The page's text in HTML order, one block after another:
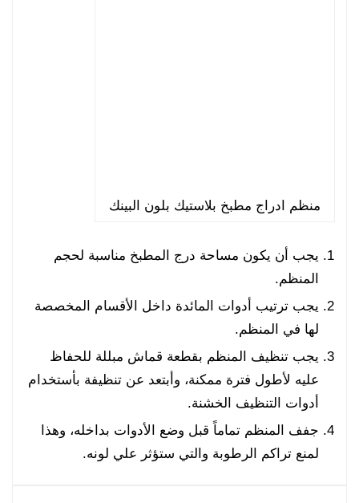
منظم ادراج مطبخ بلاستيك بلون البينك
يجب أن يكون مساحة درج المطبخ مناسبة لحجم
المنظم.
يجب ترتيب أدوات المائدة داخل الأقسام المخصصة
لها في المنظم.
يجب تنظيف المنظم بقطعة قماش مبللة للحفاظ
عليه لأطول فترة ممكنة، وأبتعد عن تنظيفة بأستخدام
أدوات التنظيف الخشنة.
جفف المنظم تماماً قبل وضع الأدوات بداخله، وهذا
لمنع تراكم الرطوبة والتي ستؤثر علي لونه.